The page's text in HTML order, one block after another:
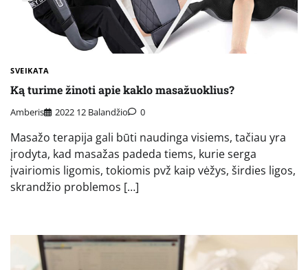
SVEIKATA
Ką turime žinoti apie kaklo masažuoklius?
Amberis 2022 12 Balandžio 0
Masažo terapija gali būti naudinga visiems, tačiau yra
įrodyta, kad masažas padeda tiems, kurie serga
įvairiomis ligomis, tokiomis pvž kaip vėžys, širdies ligos,
skrandžio problemos […]